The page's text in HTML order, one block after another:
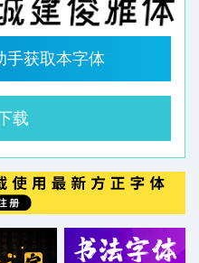
手获取本字体
载